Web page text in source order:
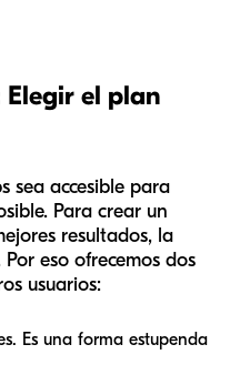
el plan
sea accesible para
Para crear un
resultados, la
eso ofrecemos dos
usuarios:
Es una forma estupenda